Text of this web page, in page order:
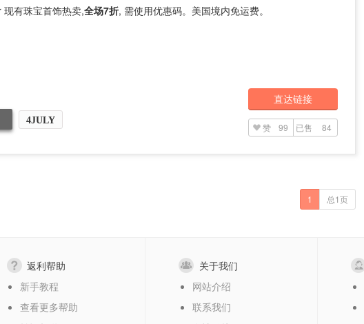
现有珠宝首饰热卖,全场7折, 需使用优惠码。美国境内免运费。
4JULY
直达链接
赞 99 已售 84
1 总1页
返利帮助
新手教程
查看更多帮助
关于我们
网站介绍
联系我们